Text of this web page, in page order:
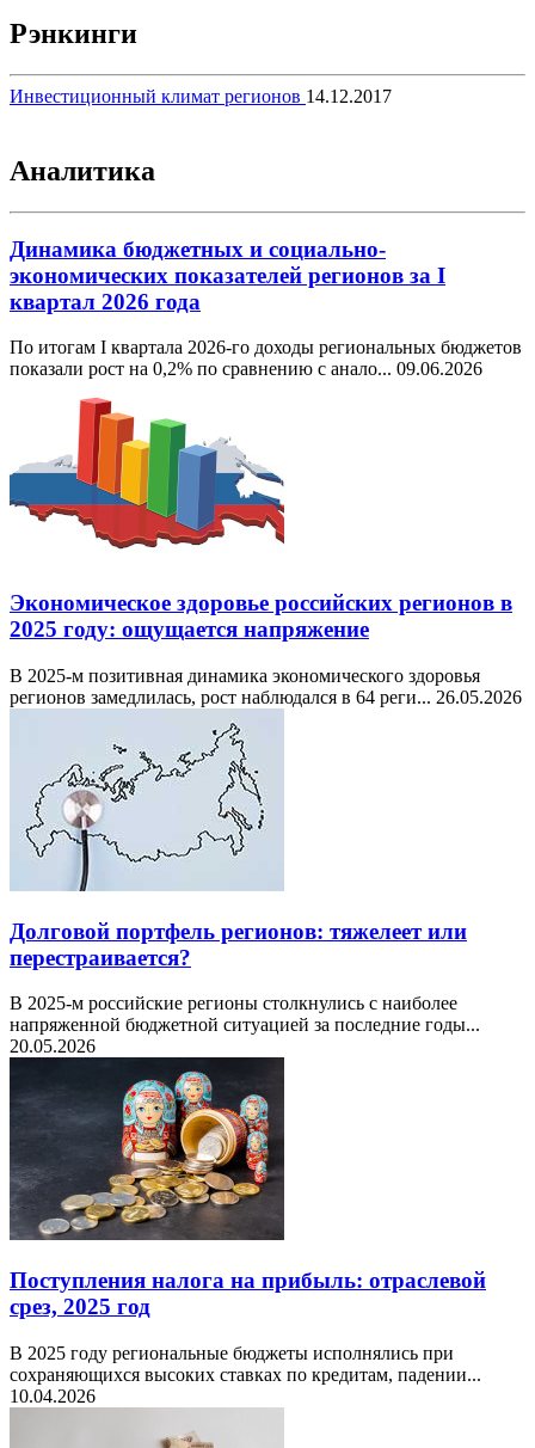
Рэнкинги
Инвестиционный климат регионов 14.12.2017
Аналитика
Динамика бюджетных и социально-
экономических показателей регионов за I
квартал 2026 года
По итогам I квартала 2026-го доходы региональных бюджетов
показали рост на 0,2% по сравнению с анало... 09.06.2026
Экономическое здоровье российских регионов в
2025 году: ощущается напряжение
В 2025-м позитивная динамика экономического здоровья
регионов замедлилась, рост наблюдался в 64 реги... 26.05.2026
Долговой портфель регионов: тяжелеет или
перестраивается?
В 2025-м российские регионы столкнулись с наиболее
напряженной бюджетной ситуацией за последние годы...
20.05.2026
Поступления налога на прибыль: отраслевой
срез, 2025 год
В 2025 году региональные бюджеты исполнялись при
сохраняющихся высоких ставках по кредитам, падении...
10.04.2026